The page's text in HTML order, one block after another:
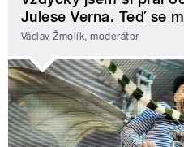
Julese Verna. Teď se
Václav Žmolík, moderátor